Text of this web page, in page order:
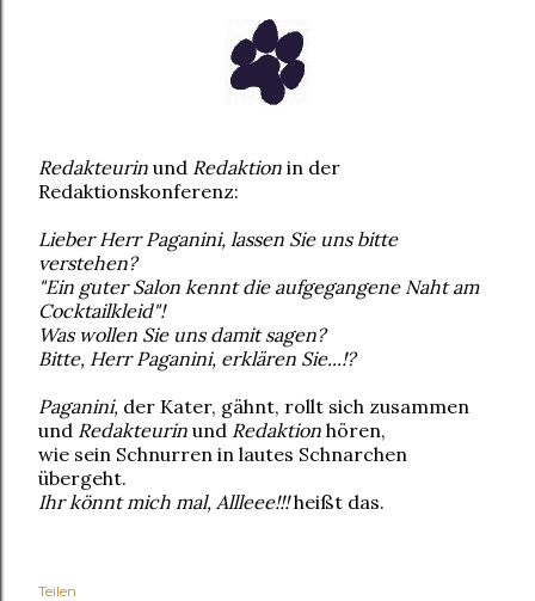
Redakteurin und Redaktion in der
Redaktionskonferenz:
Lieber Herr Paganini, lassen Sie uns bitte
verstehen?
"Ein guter Salon kennt die aufgegangene Naht am
Cocktailkleid"!
Was wollen Sie uns damit sagen?
Bitte, Herr Paganini, erklären Sie...!?
Paganini, der Kater, gähnt, rollt sich zusammen
und Redakteurin und Redaktion hören,
wie sein Schnurren in lautes Schnarchen
übergeht.
Ihr könnt mich mal, Allleee!!!heißt das.
Teilen